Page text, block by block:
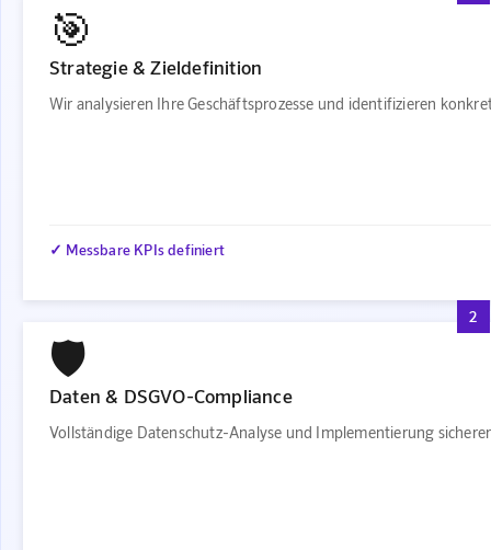
🎯
Strategie & Zieldefinition
Wir analysieren Ihre Geschäftsprozesse und identifizieren
✓ Messbare KPIs definiert
2
🛡️
Daten & DSGVO-Compliance
Vollständige Datenschutz-Analyse und Implementierung